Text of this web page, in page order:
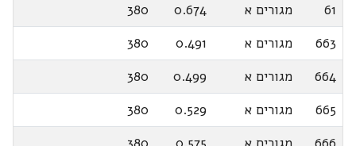
61
מגורים א 0.674
380
663
מגורים א 0.491
380
664
מגורים א 0.499
380
665
מגורים א 0.529
380